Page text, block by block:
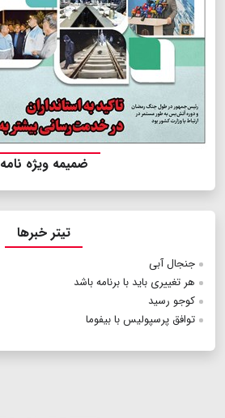
ضمیمه ویژه نامه
تیتر خبرها
جنجال آبی
هر تغییری باید با برنامه باشد
کوجو رسید
توافق پرسپولیس با بیفوما